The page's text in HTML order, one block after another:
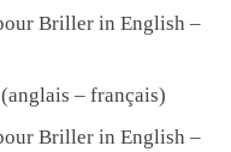
Briller in English –
– français)
Briller in English –